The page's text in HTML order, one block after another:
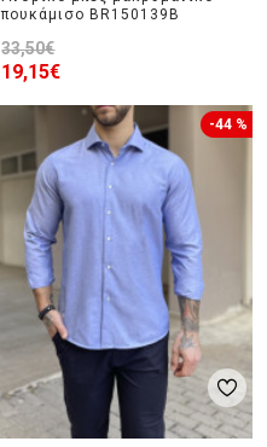
πουκάμισο BR150139B
19,15€
33,50€
-44 %